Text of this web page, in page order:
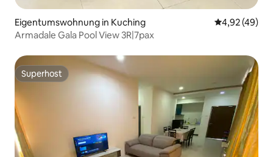
Eigentumswohnung in Kuching
4,92 (49)
Armadale Gala Pool View 3R|7pax
Superhost
Superhost